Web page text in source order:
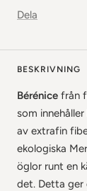
Dela
BESKRIVNING
Bérénice från
som
av extrafin
ekologiska
öglor runt en
det. Detta ger